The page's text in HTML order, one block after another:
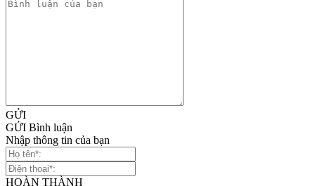
GỬI
GỬI Bình luận
Nhập thông tin của bạn
HOÀN THÀNH